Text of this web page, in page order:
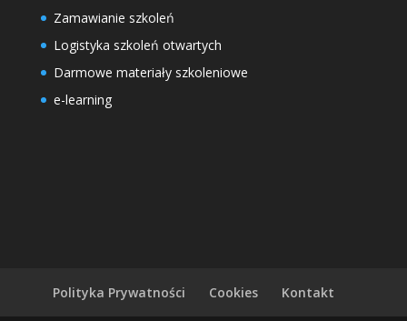
Zamawianie szkoleń
Logistyka szkoleń otwartych
Darmowe materiały szkoleniowe
e-learning
Polityka Prywatności Cookies Kontakt